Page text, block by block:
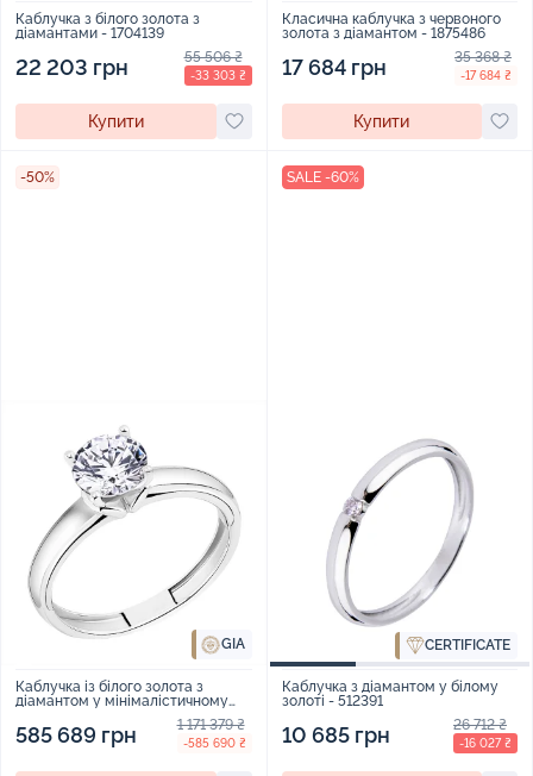
Каблучка з білого золота з
діамантами - 1704139
22 203 грн 55 506 ₴
-33 303 ₴
Купити
Класична каблучка з червоного
золота з діамантом - 1875486
17 684 грн 35 368 ₴
-17 684 ₴
Купити
-50%
GIA
Каблучка із білого золота з
діамантом у мінімалістичному
585 689 грн 1 171 379 ₴
-585 690 ₴
SALE -60%
CERTIFICATE
Каблучка з діамантом у білому
золоті - 512391
10 685 грн 26 712 ₴
-16 027 ₴